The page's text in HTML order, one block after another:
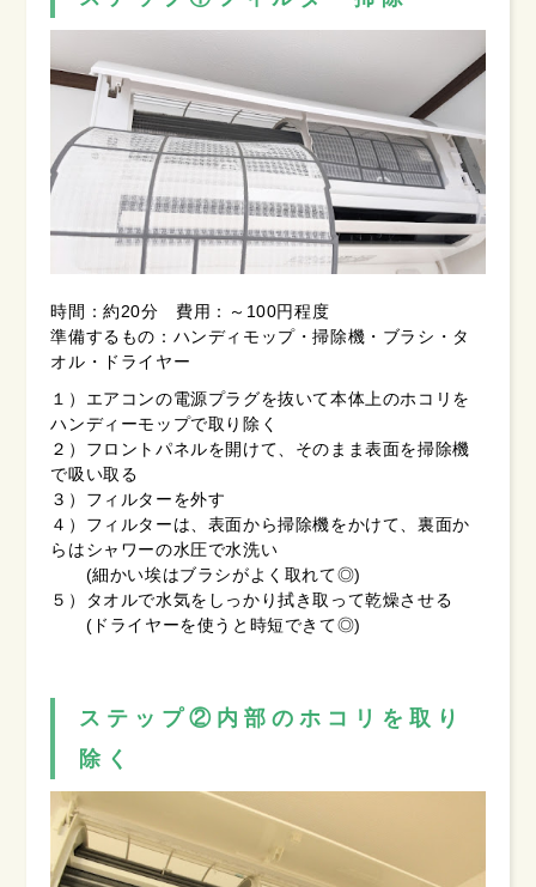
時間：約20分 費用：～100円程度
準備するもの：ハンディモップ・掃除機・ブラシ・タ
オル・ドライヤー
１）エアコンの電源プラグを抜いて本体上のホコリを
ハンディーモップで取り除く
２）フロントパネルを開けて、そのまま表面を掃除機
で吸い取る
３）フィルターを外す
４）フィルターは、表面から掃除機をかけて、裏面か
らはシャワーの水圧で水洗い
(細かい埃はブラシがよく取れて◎)
５）タオルで水気をしっかり拭き取って乾燥させる
(ドライヤーを使うと時短できて◎)
ステップ②内部のホコリを取り
除く